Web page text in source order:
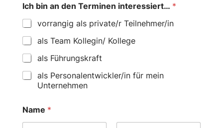
Ich bin an den Terminen interessiert… *
vorrangig als private/r Teilnehmer/in
als Team Kollegin/ Kollege
als Führungskraft
als Personalentwickler/in für mein
Unternehmen
n
t
Name *